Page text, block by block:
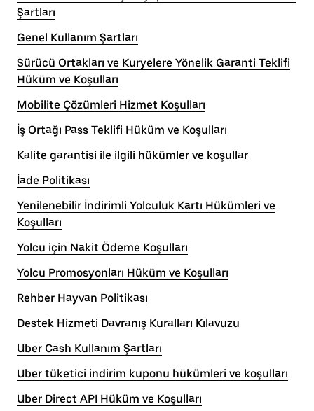
Şartları
Genel Kullanım Şartları
Sürücü Ortakları ve Kuryelere Yönelik Garanti Teklifi
Hüküm ve Koşulları
Mobilite Çözümleri Hizmet Koşulları
İş Ortağı Pass Teklifi Hüküm ve Koşulları
Kalite garantisi ile ilgili hükümler ve koşullar
İade Politikası
Yenilenebilir İndirimli Yolculuk Kartı Hükümleri ve
Koşulları
Yolcu için Nakit Ödeme Koşulları
Yolcu Promosyonları Hüküm ve Koşulları
Rehber Hayvan Politikası
Destek Hizmeti Davranış Kuralları Kılavuzu
Uber Cash Kullanım Şartları
Uber tüketici indirim kuponu hükümleri ve koşulları
Uber Direct API Hüküm ve Koşulları